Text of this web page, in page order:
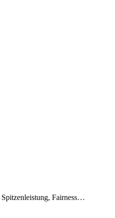
Spitzenleistung, Fairness…